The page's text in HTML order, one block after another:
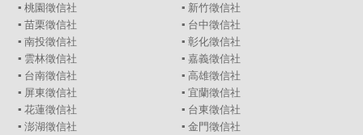
▪桃園徵信社 ▪ 新竹徵信社
▪苗栗徵信社 ▪ 台中徵信社
▪南投徵信社 ▪ 彰化徵信社
▪ 雲林徵信社 ▪ 嘉義徵信社
▪ 台南徵信社 ▪ 高雄徵信社
▪ 屏東徵信社 ▪ 宜蘭徵信社
▪花蓮徵信社 ▪ 台東徵信社
▪澎湖徵信社 ▪ 金門徵信社